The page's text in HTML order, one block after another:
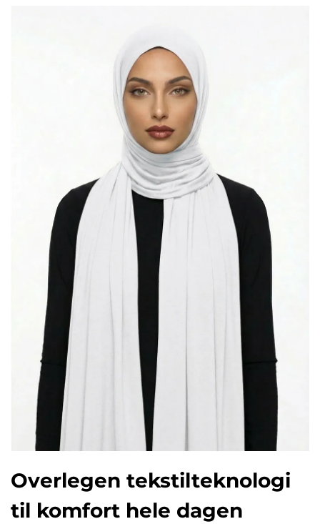
Overlegen tekstilteknologi
til komfort hele dagen